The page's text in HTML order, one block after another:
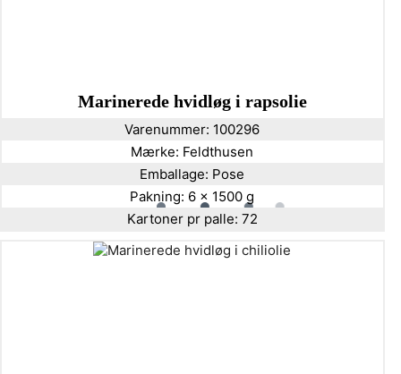
Marinerede hvidløg i rapsolie
Varenummer: 100296
Mærke: Feldthusen
Emballage: Pose
Pakning: 6 x 1500 g
Kartoner pr palle: 72